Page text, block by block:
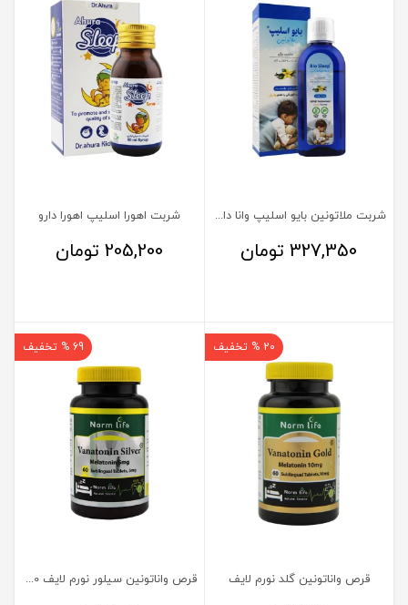
شربت ملاتونین بایو اسلیپ وانا دارو گستر
327,350تومان
شربت اهورا اسلیپ اهورا دارو
205,200 تومان
20 % تخفیف
قرص واناتونین گلد نورم لایف
69 % تخفیف
قرص واناتونین سیلور نورم لایف 60 عدد